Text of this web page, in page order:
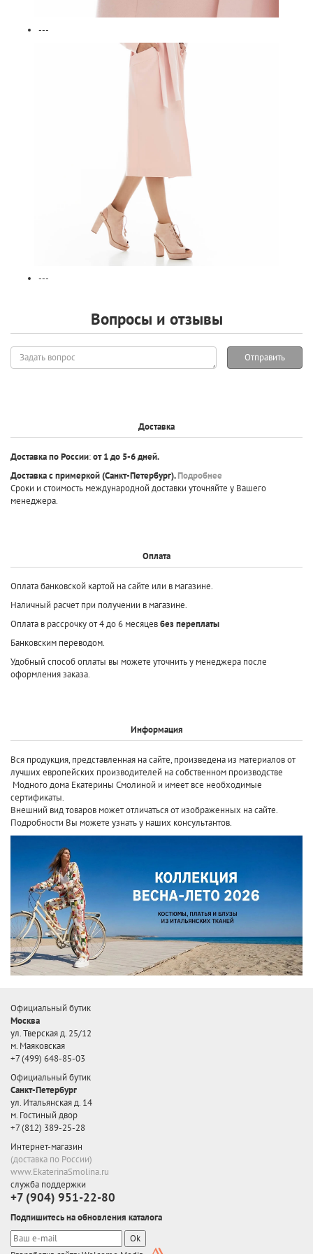
---
---
Вопросы и отзывы
Задать
вопрос
Отправить
Доставка
Доставка по России:от 1 до 5-6 дней.
Доставка с примеркой(Санкт-Петербург).Подробнее
Сроки и стоимость международной доставки уточняйте у Вашего
менеджера.
Оплата
Оплата банковской картой на сайте или в магазине.
Наличный расчет при получении в магазине.
Оплата в рассрочку от 4 до 6 месяцевбез переплаты
Банковским переводом.
Удобный способ оплаты вы можете уточнить у менеджера после
оформления заказа.
Информация
Вся продукция, представленная на сайте, произведена из материалов от
лучших европейских производителей на собственном производстве
Модного дома Екатерины Смолиной и имеет все необходимые
сертификаты.
Внешний вид товаров может отличаться от изображенных на сайте.
Подробности Вы можете узнать у наших консультантов.
Официальный бутик
Москва
ул. Тверская д. 25/12
м. Маяковская
+7 (499) 648-85-03
Официальный бутик
Санкт-Петербург
ул. Итальянская д. 14
м. Гостиный двор
+7 (812) 389-25-28
Интернет-магазин
(доставка по России)
www.EkaterinaSmolina.ru
служба поддержки
+7 (904) 951-22-80
Подпишитесь на обновления каталога
Ok